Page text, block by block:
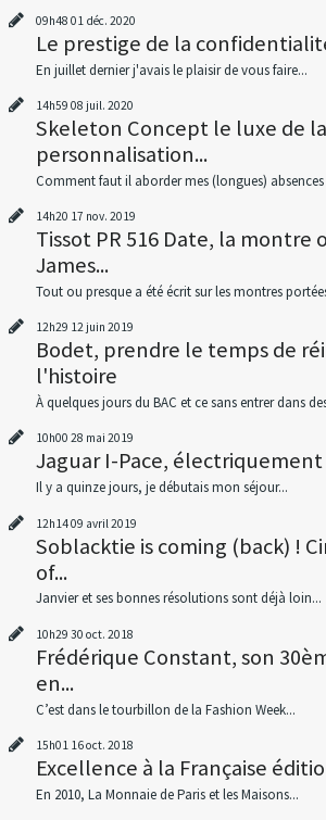
09h48 01 déc. 2020
Le prestige de la
En juillet dernier j'avais le plaisir de vous faire...
14h59 08 juil. 2020
Skeleton Concept le luxe de la
personnalisation...
Comment faut il aborder mes (longues) absences
14h20 17 nov. 2019
Tissot PR 516 Date, la montre
James...
Tout ou presque a été écrit sur les montres
12h29 12 juin 2019
Bodet, prendre le temps de
l'histoire
À quelques jours du BAC et ce sans entrer dans
10h00 28 mai 2019
Jaguar I-Pace,
Il y a quinze jours, je débutais mon séjour...
12h1409 avril 2019
Soblacktie is coming (back) !
of...
Janvier et ses bonnes résolutions sont déjà loin...
10h29 30 oct. 2018
Frédérique Constant, son
en...
C’est dans le tourbillon de la Fashion Week...
15h01 16oct. 2018
Excellence à la Française
En 2010, La Monnaie de Paris et les Maisons...